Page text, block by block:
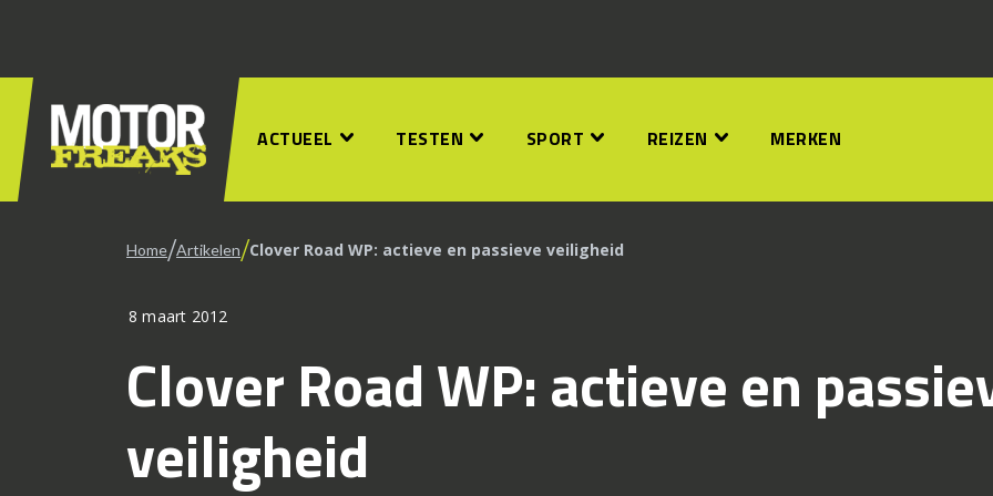
ACTUEEL TESTEN SPORT REIZEN MERKEN
Home/Artikelen/Clover Road WP: actieve en passieve veiligheid
8 maart 2012
Clover Road WP: actieve en
veiligheid